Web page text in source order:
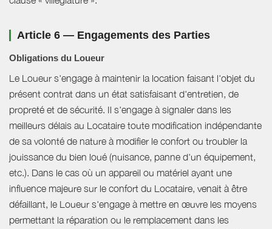
Article 6 — Engagements des Parties
Obligations du Loueur
Le Loueur s'engage à maintenir la location faisant l'objet du
présent contrat dans un état satisfaisant d'entretien, de
propreté et de sécurité. Il s'engage à signaler dans les
meilleurs délais au Locataire toute modification indépendante
de sa volonté de nature à modifier le confort ou troubler la
jouissance du bien loué (nuisance, panne d'un équipement,
etc.). Dans le cas où un appareil ou matériel ayant une
influence majeure sur le confort du Locataire, venait à être
défaillant, le Loueur s'engage à mettre en œuvre les moyens
permettant la réparation ou le remplacement dans les